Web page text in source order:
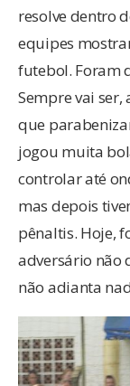
resolve dentro
equipes
futebol. Foram
Sempre vai ser,
que
jogou muita
controlar até
mas depois
pênaltis. Hoje,
adversário não
não adianta